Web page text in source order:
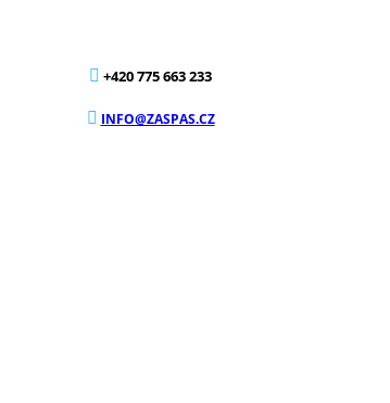
+420 775 663 233
INFO@ZASPAS.CZ